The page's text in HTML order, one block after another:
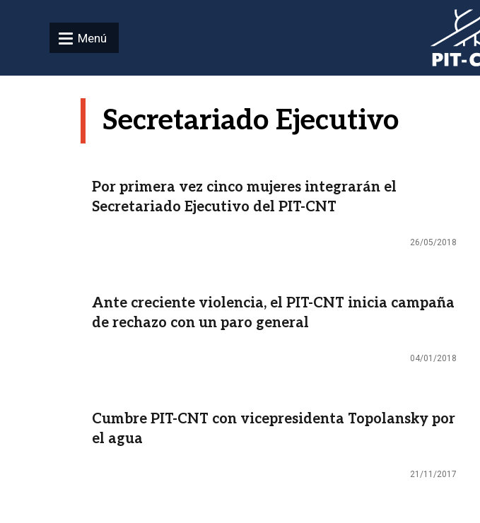
Menú
Secretariado Ejecutivo
Por primera vez cinco mujeres integrarán el
Secretariado Ejecutivo del PIT-CNT
26/05/2018
Ante creciente violencia, el PIT-CNT inicia campaña
de rechazo con un paro general
04/01/2018
Cumbre PIT-CNT con vicepresidenta Topolansky por
el agua
21/11/2017